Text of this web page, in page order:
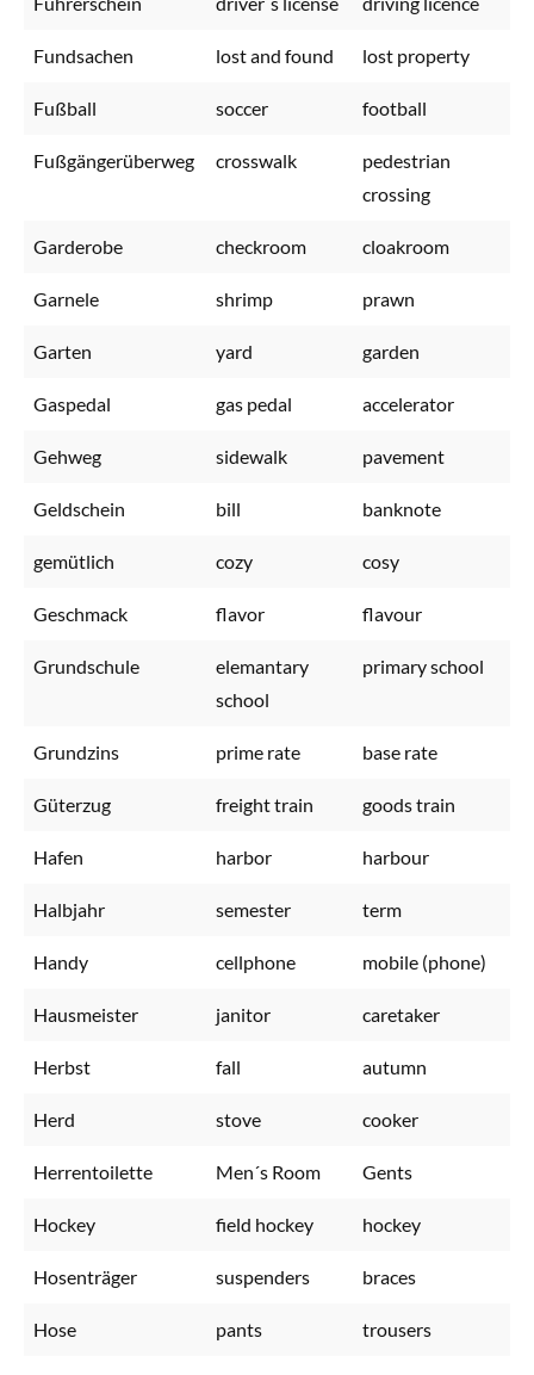
Fundsachen lost and found lost property
Fußball soccer football
Fußgängerüberweg crosswalk
pedestrian
crossing
Garderobe checkroom cloakroom
Garnele shrimp prawn
Garten yard garden
Gaspedal gas pedal accelerator
Gehweg sidewalk pavement
Geldschein bill banknote
gemütlich cozy cosy
Geschmack flavor flavour
Grundschule
elemantary
school
primary school
Grundzins prime rate base rate
Güterzug freight train goods train
Hafen harbor harbour
Halbjahr semester term
Handy cellphone mobile (phone)
Hausmeister janitor caretaker
Herbst fall autumn
Herd stove cooker
Herrentoilette Men´s Room Gents
Hockey field hockey hockey
Hosenträger suspenders braces
Hose pants trousers